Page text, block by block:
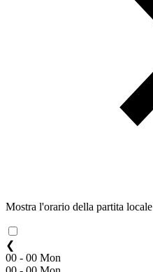
Mostra l'orario della partita locale
❮
00 - 00 Mon